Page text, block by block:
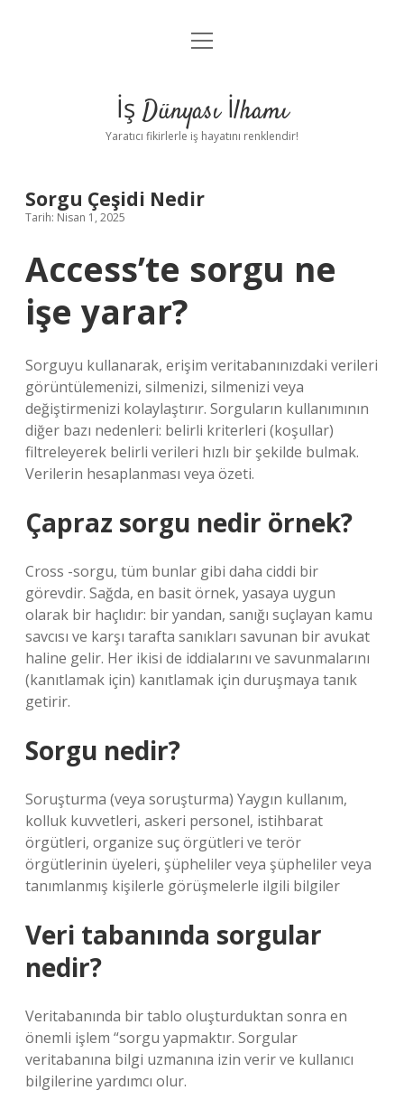
Anasayfa
Yasal Uyarı
menüyü
İş Dünyası İlhamı
Yaratıcı fikirlerle iş hayatını renklendir!
Sorgu Çeşidi Nedir
Tarih: Nisan 1, 2025
Access’te sorgu ne
işe yarar?
Sorguyu kullanarak, erişim veritabanınızdaki verileri
görüntülemenizi, silmenizi, silmenizi veya
değiştirmenizi kolaylaştırır. Sorguların kullanımının
diğer bazı nedenleri: belirli kriterleri (koşullar)
filtreleyerek belirli verileri hızlı bir şekilde bulmak.
Verilerin hesaplanması veya özeti.
Çapraz sorgu nedir örnek?
Cross -sorgu, tüm bunlar gibi daha ciddi bir
görevdir. Sağda, en basit örnek, yasaya uygun
olarak bir haçlıdır: bir yandan, sanığı suçlayan kamu
savcısı ve karşı tarafta sanıkları savunan bir avukat
haline gelir. Her ikisi de iddialarını ve savunmalarını
(kanıtlamak için) kanıtlamak için duruşmaya tanık
getirir.
Sorgu nedir?
Soruşturma (veya soruşturma) Yaygın kullanım,
kolluk kuvvetleri, askeri personel, istihbarat
örgütleri, organize suç örgütleri ve terör
örgütlerinin üyeleri, şüpheliler veya şüpheliler veya
tanımlanmış kişilerle görüşmelerle ilgili bilgiler
Veri tabanında sorgular
nedir?
Veritabanında bir tablo oluşturduktan sonra en
önemli işlem “sorgu yapmaktır. Sorgular
veritabanına bilgi uzmanına izin verir ve kullanıcı
bilgilerine yardımcı olur.